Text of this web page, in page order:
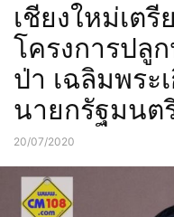
เชียงใหม่เต
โครงการปลู
ป่า เฉลิมพระ
นายกรัฐมนต
20/07/2020